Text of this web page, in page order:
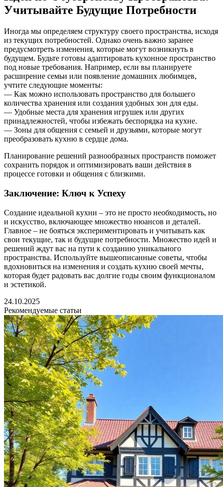
Учитывайте Будущие Потребности
Иногда мы определяем структуру своего пространства, исходя
из текущих потребностей. Однако очень важно заранее
предусмотреть изменения, которые могут возникнуть в
будущем. Будьте готовы адаптировать кухонное пространство
под новые требования. Например, если вы планируете
расширение семьи или появление домашних любимцев,
учтите следующие моменты:
— Как можно использовать пространство для большего
количества хранения или создания удобных зон для еды.
— Удобные места для хранения игрушек или других
принадлежностей, чтобы избежать беспорядка на кухне.
— Зоны для общения с семьей и друзьями, которые могут
преобразовать кухню в сердце дома.
Планирование решений разнообразных пространств поможет
сохранить порядок и оптимизировать ваши действия в
процессе готовки и общения с близкими.
Заключение: Ключ к Успеху
Создание идеальной кухни – это не просто необходимость, но
и искусство, включающее множество нюансов и деталей.
Главное – не бояться экспериментировать и учитывать как
свои текущие, так и будущие потребности. Множество идей и
решений ждут вас на пути к созданию уникального
пространства. Используйте вышеописанные советы, чтобы
вдохновиться на изменения и создать кухню своей мечты,
которая будет радовать вас долгие годы своим функционалом
и эстетикой.
24.10.2025
Рекомендуемые статьи